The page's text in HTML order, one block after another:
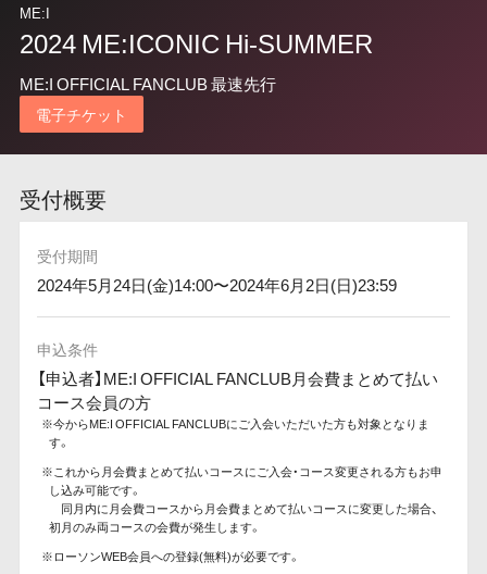
ME:I
2024 ME:ICONIC Hi-SUMMER
ME:I OFFICIAL FANCLUB 最速先行
電子チケット
受付概要
受付期間
2024年5月24日(金)14:00〜2024年6月2日(日)23:59
申込条件
【申込者】ME:I OFFICIAL FANCLUB月会費まとめて払い
コース会員の方
※今からME:I OFFICIAL FANCLUBにご入会いただいた方も対象となりま
す。
※これから月会費まとめて払いコースにご入会・コース変更される方もお申
し込み可能です。
同月内に月会費コースから月会費まとめて払いコースに変更した場合、
初月のみ両コースの会費が発生します。
※ローソンWEB会員への登録(無料)が必要です。